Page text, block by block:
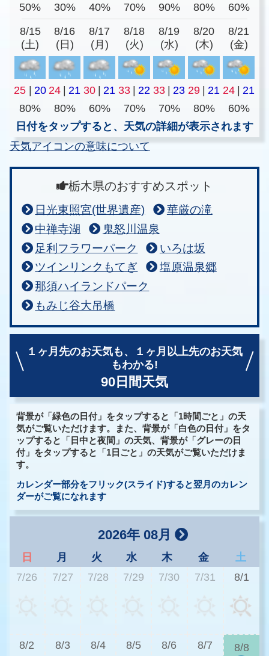
50%
30% 40% 70% 90% 80% 60%
8/15
(土)
8/16
(日)
8/17
(月)
8/18
(火)
8/19
(水)
8/20
(木)
8/21
(金)
25 | 20 24 | 21 30 | 21 33 | 22 33 | 23 29 | 21 24 | 21
80%
80% 60% 70% 70% 80%
60%
日付をタップすると、天気の詳細が表示されます
天気アイコンの意味について
栃木県のおすすめスポット
日光東照宮(世界遺産)
華厳の滝
中禅寺湖
鬼怒川温泉
足利フラワーパーク
いろは坂
ツインリンクもてぎ
塩原温泉郷
那須ハイランドパーク
もみじ谷大吊橋
１ヶ月先のお天気も、
１ヶ月以上先のお天気
もわかる!
90日間天気
背景が「緑色の日付」をタップすると「1時間ごと」の天
気がご覧いただけます。また、背景が「白色の日付」をタ
ップすると「日中と夜間」の天気、背景が「グレーの日
付」をタップすると「1日ごと」の天気がご覧いただけま
す。
カレンダー部分をフリック(スライド)すると翌月のカレン
ダーがご覧になれます
2026年 08月
日 月 火 水 木 金
土
7/26
7/27 7/28 7/29 7/30 7/31 8/1
8/2 8/3 8/4 8/5 8/6 8/7 8/8